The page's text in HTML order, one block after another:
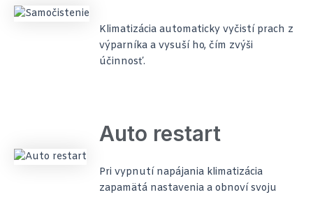
Klimatizácia automaticky vyčistí prach z
výparníka a vysuší ho, čím zvýši
účinnosť.
Auto restart
Pri vypnutí napájania klimatizácia
zapamätá nastavenia a obnoví svoju